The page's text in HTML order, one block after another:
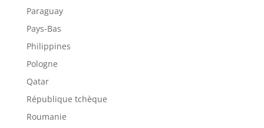
Paraguay
Pays-Bas
Philippines
Pologne
Qatar
République tchèque
Roumanie